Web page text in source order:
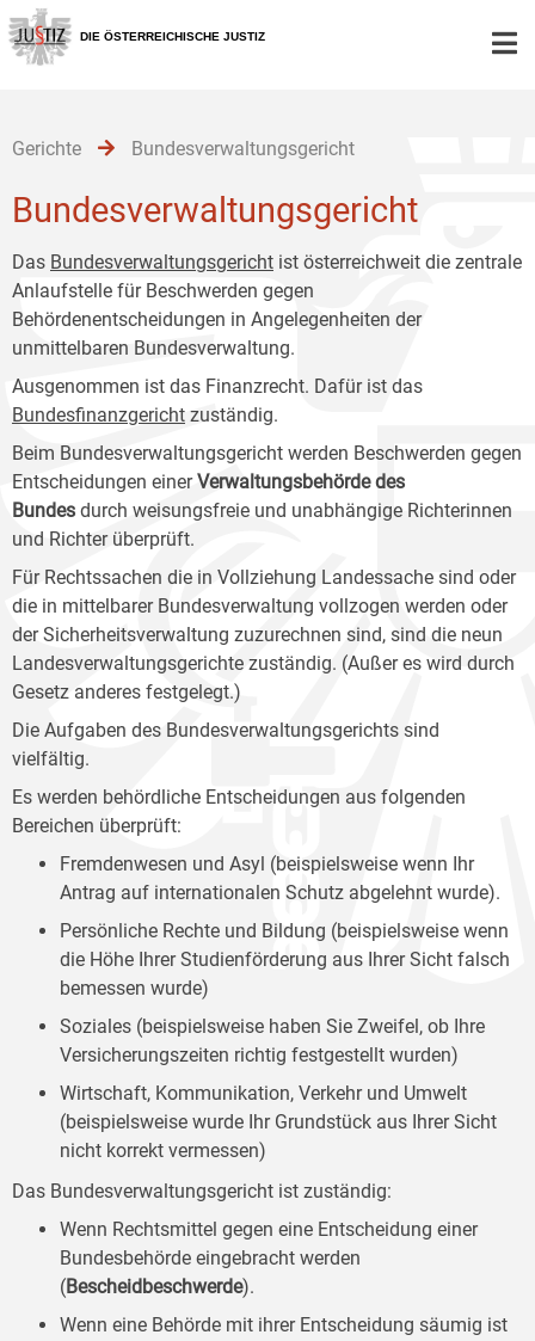
Zur
Hauptnavigation
[1]
Zum
Inhalt
[2]
Zum
Untermenü
[3]
DIE ÖSTERREICHISCHE JUSTIZ
Gerichte Bundesverwaltungsgericht
Bundesverwaltungsgericht
Das Bundesverwaltungsgericht ist österreichweit die zentrale
Anlaufstelle für Beschwerden gegen
Behördenentscheidungen in Angelegenheiten der
unmittelbaren Bundesverwaltung.
Ausgenommen ist das Finanzrecht. Dafür ist das
Bundesfinanzgericht zuständig.
Beim Bundesverwaltungsgericht werden Beschwerden gegen
Entscheidungen einerVerwaltungsbehörde des
Bundes durch weisungsfreie und unabhängige Richterinnen
und Richter überprüft.
Für Rechtssachen die in Vollziehung Landessache sind oder
die in mittelbarer Bundesverwaltung vollzogen werden oder
der Sicherheitsverwaltung zuzurechnen sind, sind die neun
Landesverwaltungsgerichte zuständig. (Außer es wird durch
Gesetz anderes festgelegt.)
Die Aufgaben des Bundesverwaltungsgerichts sind
vielfältig.
Es werden behördliche Entscheidungen aus folgenden
Bereichen überprüft:
Fremdenwesen und Asyl (beispielsweise wenn Ihr
Antrag auf internationalen Schutz abgelehnt wurde).
Persönliche Rechte und Bildung (beispielsweise wenn
die Höhe Ihrer Studienförderung aus Ihrer Sicht falsch
bemessen wurde)
Soziales (beispielsweise haben Sie Zweifel, ob Ihre
Versicherungszeiten richtig festgestellt wurden)
Wirtschaft, Kommunikation, Verkehr und Umwelt
(beispielsweise wurde Ihr Grundstück aus Ihrer Sicht
nicht korrekt vermessen)
Das Bundesverwaltungsgericht ist zuständig:
Wenn Rechtsmittel gegen eine Entscheidung einer
Bundesbehörde eingebracht werden
(Bescheidbeschwerde).
Wenn eine Behörde mit ihrer Entscheidung säumig ist